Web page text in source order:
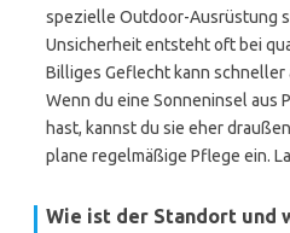
spezielle Outdoor-Ausrüstung
Unsicherheit entsteht oft bei
Billiges Geflecht kann schneller
Wenn du eine Sonneninsel aus
hast, kannst du sie eher
plane regelmäßige Pflege ein.
Wie ist der Standort und